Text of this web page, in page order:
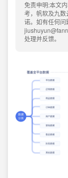
免责申明:本文
考，帆软及九
诺。如有任何
处理并反馈。